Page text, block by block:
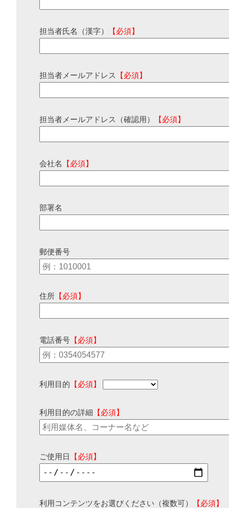
担当者氏名（漢字） 【必須】
担当者メールアドレス 【必須】
担当者メールアドレス（確認用） 【必須】
会社名 【必須】
部署名
郵便番号
住所 【必須】
電話番号 【必須】
利用目的 【必須】
利用目的の詳細 【必須】
ご使用日 【必須】
利用コンテンツをお選びください（複数可）
【必須】